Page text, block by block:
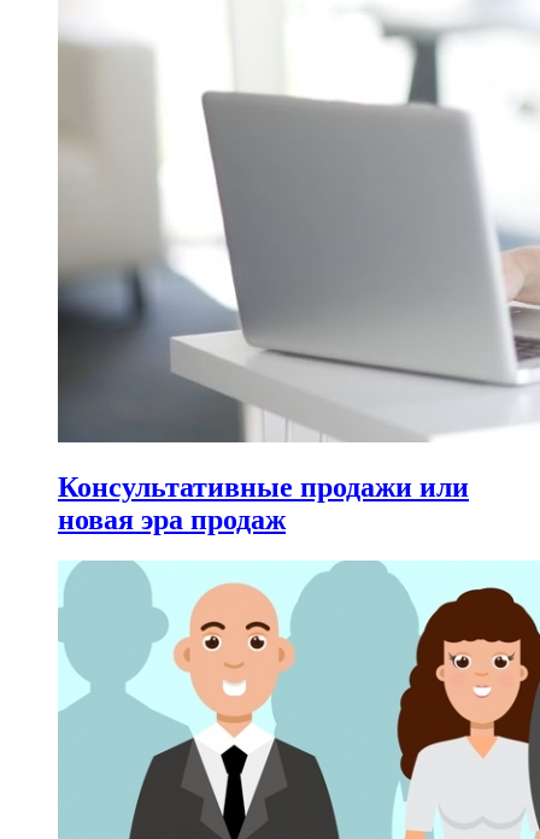
Консультативные продажи или
новая эра продаж